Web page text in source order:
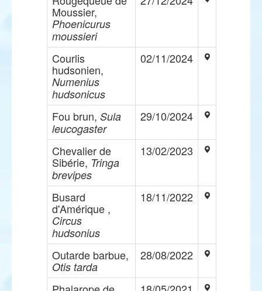
Moussier,
Phoenicurus
moussieri
Courlis
hudsonien,
Numenius
hudsonicus
02/11/2024
Fou brun, Sula
leucogaster
29/10/2024
Chevalier de
Sibérie, Tringa
brevipes
13/02/2023
Busard
d'Amérique ,
Circus
hudsonius
18/11/2022
Outarde barbue,
Otis tarda
28/08/2022